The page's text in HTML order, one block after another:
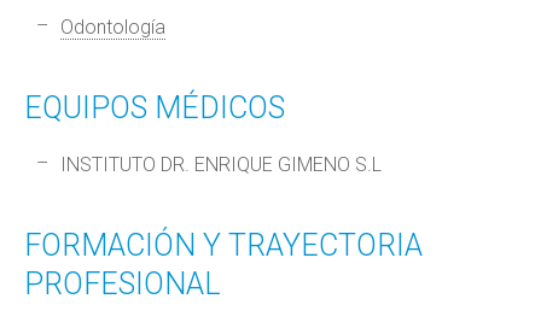
Odontología
EQUIPOS MÉDICOS
INSTITUTO DR. ENRIQUE GIMENO S.L
FORMACIÓN Y TRAYECTORIA
PROFESIONAL